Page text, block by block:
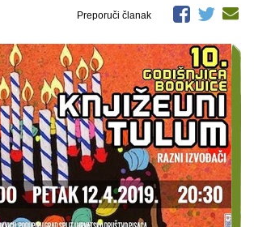
Preporuči članak